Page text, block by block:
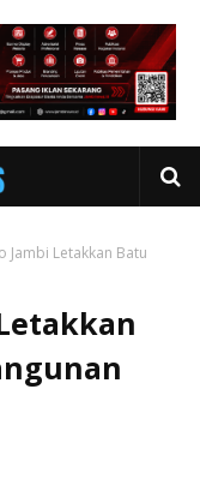
Jambi Letakkan Batu